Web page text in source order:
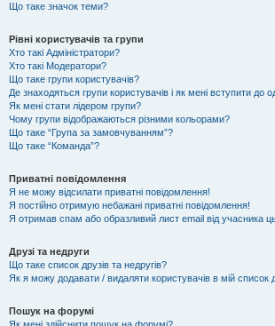
Що таке значок теми?
Рівні користувачів та групи
Хто такі Адміністратори?
Хто такі Модератори?
Що таке групи користувачів?
Де знаходяться групи користувачів і як мені вступити до
Як мені стати лідером групи?
Чому групи відображаються різними кольорами?
Що таке “Група за замовчуванням”?
Що таке “Команда”?
Приватні повідомлення
Я не можу відсилати приватні повідомлення!
Я постійно отримую небажані приватні повідомлення!
Я отримав спам або образливий лист email від учасника
Друзі та недруги
Що таке список друзів та недругів?
Як я можу додавати / видаляти користувачів в мій список
Пошук на форумі